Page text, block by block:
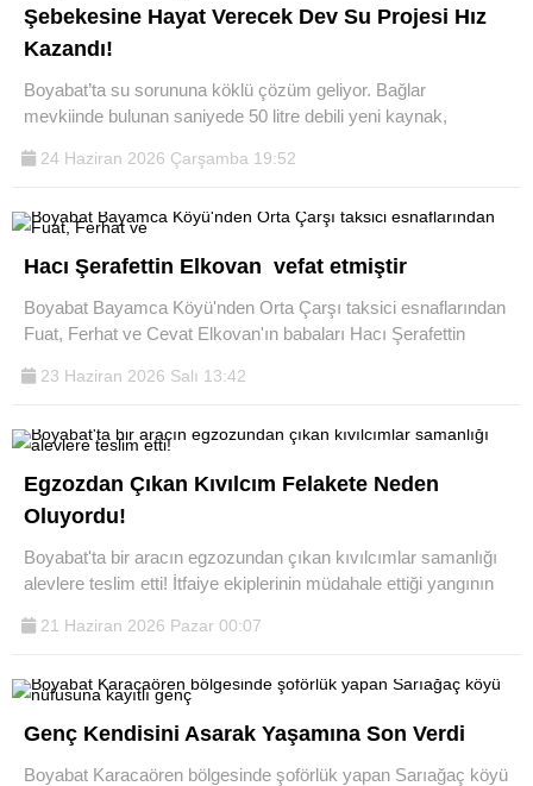
Şebekesine Hayat Verecek Dev Su Projesi Hız
Kazandı!
Boyabat’ta su sorununa köklü çözüm geliyor. Bağlar
mevkiinde bulunan saniyede 50 litre debili yeni kaynak,
24 Haziran 2026 Çarşamba 19:52
Hacı Şerafettin Elkovan vefat etmiştir
Boyabat Bayamca Köyü'nden Orta Çarşı taksici esnaflarından
Fuat, Ferhat ve Cevat Elkovan'ın babaları Hacı Şerafettin
23 Haziran 2026 Salı 13:42
Egzozdan Çıkan Kıvılcım Felakete Neden
Oluyordu!
Boyabat'ta bir aracın egzozundan çıkan kıvılcımlar samanlığı
alevlere teslim etti! İtfaiye ekiplerinin müdahale ettiği yangının
21 Haziran 2026 Pazar 00:07
Genç Kendisini Asarak Yaşamına Son Verdi
Boyabat Karacaören bölgesinde şoförlük yapan Sarıağaç köyü